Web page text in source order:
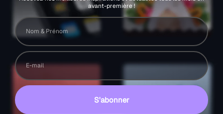
avant-première !
S'abonner